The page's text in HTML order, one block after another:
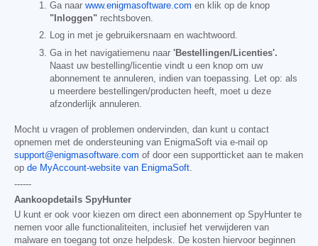
Ga naar www.enigmasoftware.com en klik op de knop
"Inloggen" rechtsboven.
Log in met je gebruikersnaam en wachtwoord.
Ga in het navigatiemenu naar 'Bestellingen/Licenties'.
Naast uw bestelling/licentie vindt u een knop om uw
abonnement te annuleren, indien van toepassing. Let op: als
u meerdere bestellingen/producten heeft, moet u deze
afzonderlijk annuleren.
Mocht u vragen of problemen ondervinden, dan kunt u contact
opnemen met de ondersteuning van EnigmaSoft via e-mail op
support@enigmasoftware.com of door een supportticket aan te maken
op de MyAccount-website van EnigmaSoft
------
Aankoopdetails SpyHunter
U kunt er ook voor kiezen om direct een abonnement op SpyHunter te
nemen voor alle functionaliteiten, inclusief het verwijderen van
malware en toegang tot onze helpdesk. De kosten hiervoor beginnen